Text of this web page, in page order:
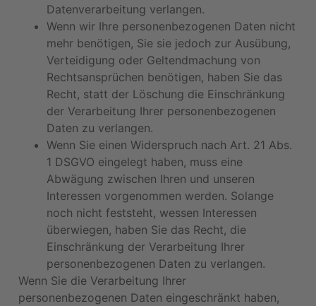
Datenverarbeitung verlangen.
Wenn wir Ihre personenbezogenen Daten nicht
mehr benötigen, Sie sie jedoch zur Ausübung,
Verteidigung oder Geltendmachung von
Rechtsansprüchen benötigen, haben Sie das
Recht, statt der Löschung die Einschränkung
der Verarbeitung Ihrer personenbezogenen
Daten zu verlangen.
Wenn Sie einen Widerspruch nach Art. 21 Abs.
1 DSGVO eingelegt haben, muss eine
Abwägung zwischen Ihren und unseren
Interessen vorgenommen werden. Solange
noch nicht feststeht, wessen Interessen
überwiegen, haben Sie das Recht, die
Einschränkung der Verarbeitung Ihrer
personenbezogenen Daten zu verlangen.
Wenn Sie die Verarbeitung Ihrer
personenbezogenen Daten eingeschränkt haben,